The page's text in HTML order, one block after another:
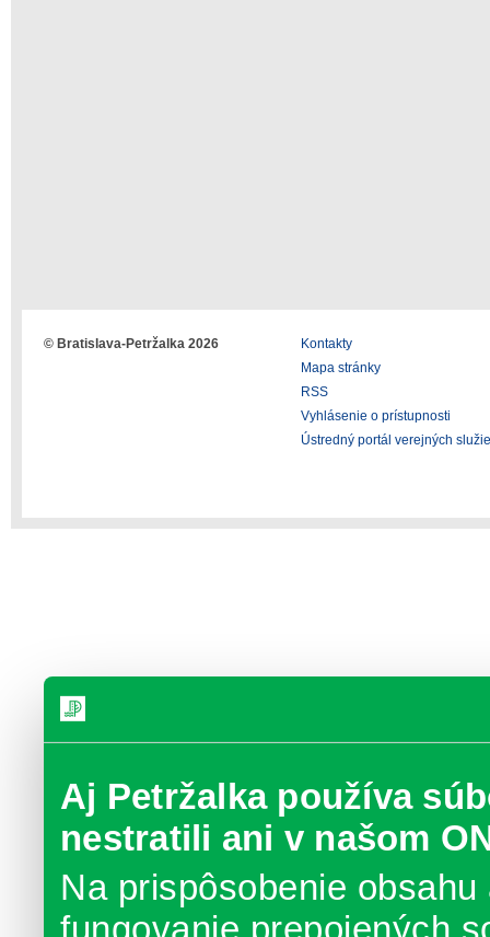
Aj Petržalka používa
nestratili ani v našom
Na prispôsobenie
© Bratislava-Petržalka 2026
Kontakty
Mapa stránky
RSS
Vyhlásenie o prístupnosti
Ústredný portál verejných